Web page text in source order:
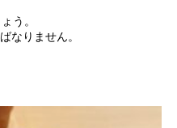
う。
なりません。